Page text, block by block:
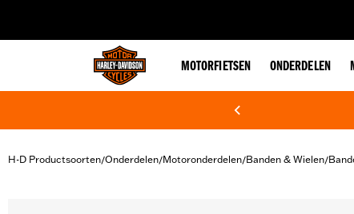
MOTORFIETSEN ONDERDELEN
H-D Productsoorten/Onderdelen/Motoronderdelen/Banden & Wielen/